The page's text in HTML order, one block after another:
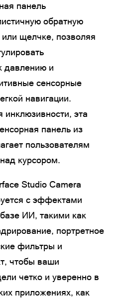
панель
обратную
щелчке, позволяя
давлению и
сенсорные
навигации.
инклюзивности, эта
панель из
пользователям
курсором.
Studio Camera
с эффектами
ИИ, такими как
портретное
фильтры и
чтобы ваши
четко и уверенно в
приложениях, как